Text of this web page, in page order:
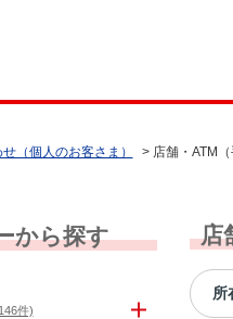
（個人のお客さま） > 店舗・ATM
から探す
件)
店
所